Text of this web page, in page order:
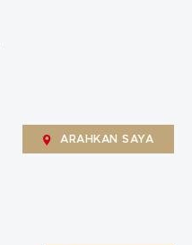
ARAHKAN SAYA